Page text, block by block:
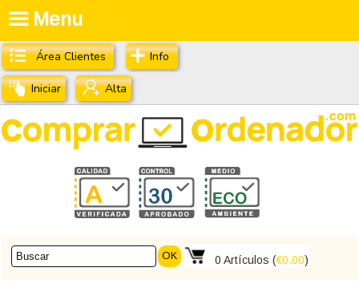
Área Clientes Info
Iniciar Alta
OK 0 Artículos (€0.00)
Menu